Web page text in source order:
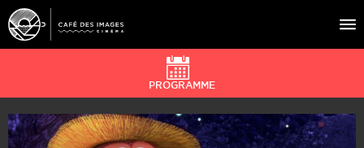
À L’AFFICHE
ÉVÉNEMENTS
PROGRAMME